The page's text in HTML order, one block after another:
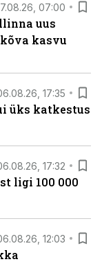
07:00
uus
kasvu
17:35
üks katkestus
17:32
ligi 100 000
12:03